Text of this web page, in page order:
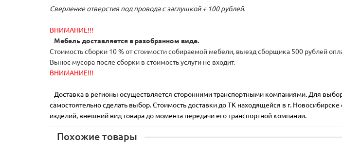
Сверление отверстия под провода с заглушкой + 100 рублей.
ВНИМАНИЕ!!!
Мебель доставляется в разобранном виде.
Стоимость сборки 10 % от стоимости собираемой мебели, выезд сборщика 500 рублей
Вынос мусора после сборки в стоимость услуги не входит.
ВНИМАНИЕ!!!
Доставка в регионы осуществляется сторонними транспортными компаниями. Для
самостоятельно сделать выбор. Стоимость доставки до ТК находящейся в г.
изделий, внешний вид товара до момента передачи его транспортной компании.
Похожие товары